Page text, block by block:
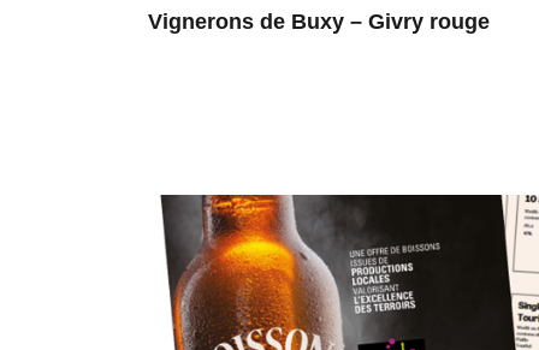
Vignerons de Buxy – Givry rouge